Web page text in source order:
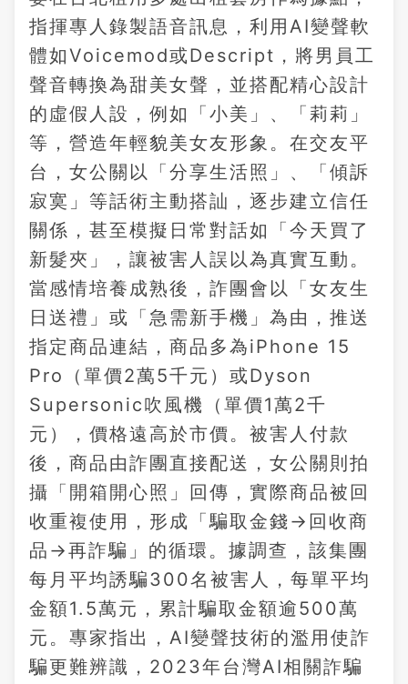
指揮專人錄製語音訊息，利用AI變聲軟
體如Voicemod或Descript，將男員工
聲音轉換為甜美女聲，並搭配精心設計
的虛假人設，例如「小美」、「莉莉」
等，營造年輕貌美女友形象。在交友平
台，女公關以「分享生活照」、「傾訴
寂寞」等話術主動搭訕，逐步建立信任
關係，甚至模擬日常對話如「今天買了
新髮夾」，讓被害人誤以為真實互動。
當感情培養成熟後，詐團會以「女友生
日送禮」或「急需新手機」為由，推送
指定商品連結，商品多為iPhone 15
Pro（單價2萬5千元）或Dyson
Supersonic吹風機（單價1萬2千
元），價格遠高於市價。被害人付款
後，商品由詐團直接配送，女公關則拍
攝「開箱開心照」回傳，實際商品被回
收重複使用，形成「騙取金錢→回收商
品→再詐騙」的循環。據調查，該集團
每月平均誘騙300名被害人，每單平均
金額1.5萬元，累計騙取金額逾500萬
元。專家指出，AI變聲技術的濫用使詐
騙更難辨識，2023年台灣AI相關詐騙